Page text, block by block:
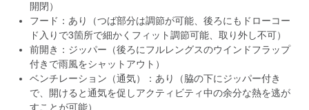
開閉）
フード：あり（つば部分は調節が可能、後ろにもドローコー
ド入りで3箇所で細かくフィット調節可能、取り外し不可）
前開き：ジッパー（後ろにフルレングスのウインドフラップ
付きで雨風をシャットアウト）
ベンチレーション（通気）：あり（脇の下にジッパー付き
で、開けると通気を促しアクティビティ中の余分な熱を逃が
すことが可能）